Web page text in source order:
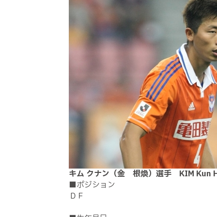
キム クナン（金 根煥）選手 KIM Kun
■ポジション
ＤＦ